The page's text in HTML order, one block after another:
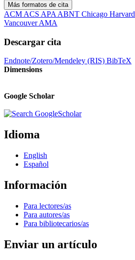
Más formatos de cita
ACM ACS APA ABNT Chicago Harvard
VancouverAMA
Descargar cita
Endnote/Zotero/Mendeley (RIS) BibTeX
Dimensions
Google Scholar
Idioma
English
Español
Información
Para lectores/as
Para autores/as
Para bibliotecarios/as
Enviar un artículo